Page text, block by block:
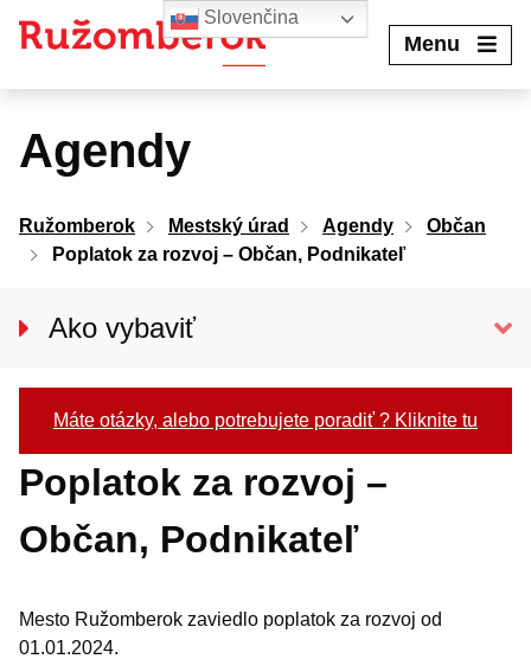
Menu
Agendy
Ružomberok Mestský úrad Agendy
Občan
Poplatok za rozvoj – Občan, Podnikateľ
Ako vybaviť
Máte otázky, alebo potrebujete poradiť ? Kliknite tu
Poplatok za rozvoj –
Občan, Podnikateľ
Mesto Ružomberok zaviedlo poplatok za rozvoj od
01.01.2024.
Slovenčina